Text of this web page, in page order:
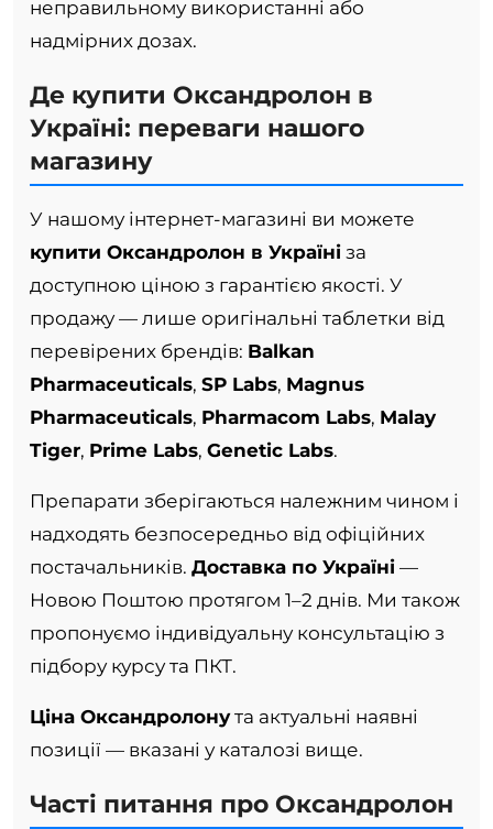
неправильному використанні або
надмірних дозах.
Де купити Оксандролон в
Україні: переваги нашого
магазину
У нашому інтернет-магазині ви можете
купити Оксандролон в Україні за
доступною ціною з гарантією якості. У
продажу — лише оригінальні таблетки від
перевірених брендів: Balkan
Pharmaceuticals, SP Labs, Magnus
Pharmaceuticals, Pharmacom Labs, Malay
Tiger, Prime Labs, Genetic Labs.
Препарати зберігаються належним чином і
надходять безпосередньо від офіційних
постачальників. Доставка по Україні —
Новою Поштою протягом 1–2 днів. Ми також
пропонуємо індивідуальну консультацію з
підбору курсу та ПКТ.
Ціна Оксандролонута актуальні наявні
позиції — вказані у каталозі вище.
Часті питання про Оксандролон